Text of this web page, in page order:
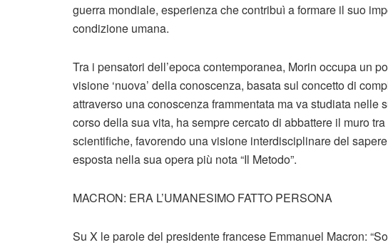
guerra mondiale, esperienza che contribuì a formare il suo
condizione umana.
Tra i pensatori dell’epoca contemporanea, Morin occupa un
visione ‘nuova’ della conoscenza, basata sul concetto di
attraverso una conoscenza frammentata ma va studiata nelle
corso della sua vita, ha sempre cercato di abbattere il muro
scientifiche, favorendo una visione interdisciplinare del
esposta nella sua opera più nota “Il Metodo”.
MACRON: ERA L’UMANESIMO FATTO PERSONA
Su X le parole del presidente francese Emmanuel Macron: